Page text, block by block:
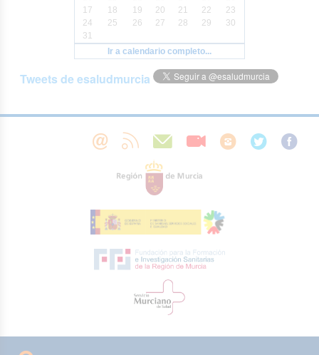
17
18 19 20 21 22
23
24
25 26 27 28 29
30
31
Ir a calendario completo...
Tweets de esaludmurcia